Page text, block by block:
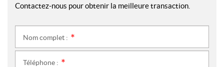
Contactez-nous pour obtenir la meilleure transaction.
Nom complet :
Téléphone :